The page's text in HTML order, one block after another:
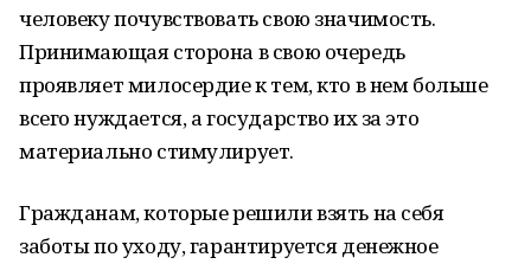
человеку почувствовать свою значимость.
Принимающая сторона в свою очередь
проявляет милосердие к тем, кто в нем больше
всего нуждается, а государство их за это
материально стимулирует.
Гражданам, которые решили взять на себя
заботы по уходу, гарантируется денежное